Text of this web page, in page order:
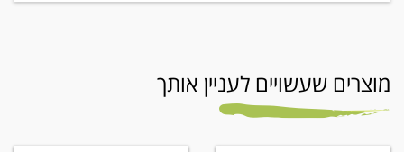
מוצרים שעשויים לעניין אותך